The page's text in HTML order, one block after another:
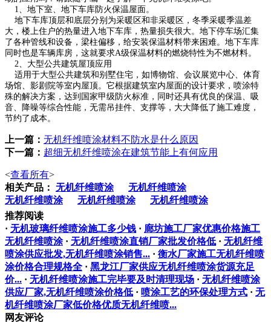
1、地下室、地下车库防火保温屋面。
地下车库顶层和底层分别为采暖区和非采暖区，冬季采暖季温差
大，楼上住户的热量进入地下车库，热量损失很大。地下停车场汇集
了各种管线和设备，梁柱偏移，给安装保温材料带来困难。地下车库
同时也是车辆库房，这就要求A级保温材料的燃烧特性为不燃材料。
2、大型公共建筑屋顶应用
适用于大型公共建筑和别墅住宅，如博物馆、会议展览中心、体育
场馆、影剧院等室内屋顶。它根据建筑室内屋面的设计要求，喷涂特
殊的解决方案，达到国家甲级防火标准，同时还具有优良的保温、吸
音、降噪等综合性能，无需吊挂件、支撑等，大大降低了施工难度，
节约了成本。
上一篇： 无机纤维喷涂材料不防水是什么原因
下一篇： 超细无机纤维喷涂在建筑节能上有何应用
<查看所有>
相关产品： 无机纤维喷涂
无机纤维喷涂
无机纤维喷涂
无机纤维喷涂
无机纤维喷涂
推荐阅读
· 无机玻璃纤维喷涂施工多少钱 · 廊坊施工厂家优惠价格施工
无机纤维喷涂 · 无机纤维喷涂直销厂家批发价格低 · 无机纤维
喷涂供应批发,无机纤维喷涂销售... · 衡水厂家施工无机纤维喷
涂价格合理规格全 · 黑龙江厂家供应无机纤维喷涂货源充足
价... · 无机纤维喷涂施工完毕要及时清理现场 · 无机纤维喷涂
供应厂家,无机纤维喷涂价格低 · 喷涂工艺的环保处理方式 · 无
机纤维喷涂厂家低价格优质无机纤维喷...
网友评论